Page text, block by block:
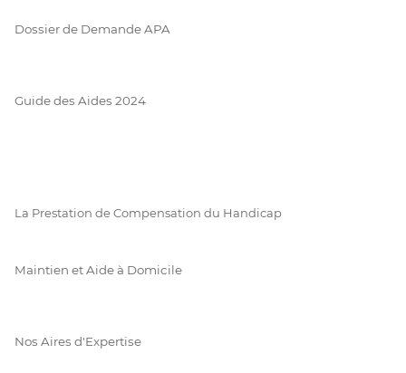
Dossier de Demande APA
Guide des Aides 2024
La Prestation de Compensation du Handicap
Maintien et Aide à Domicile
Nos Aires d'Expertise